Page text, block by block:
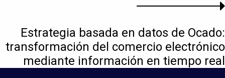
Estrategia basada en datos de Ocado:
transformación del comercio electrónico
mediante información en tiempo real